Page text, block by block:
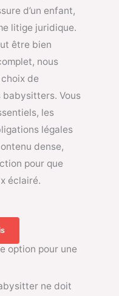
d’un enfant,
litige juridique.
être bien
nous
de
babysitters. Vous
les
légales
dense,
pour que
éclairé.
option pour une
ne doit